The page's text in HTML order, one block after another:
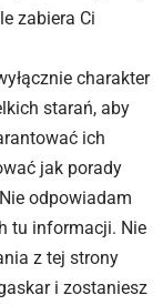
zabiera Ci
charakter
starań, aby
ich
jak porady
odpowiadam
tu informacji. Nie
z tej strony
i zostaniesz